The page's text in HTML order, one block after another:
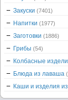
Закуски (7401)
Напитки (1977)
Заготовки (1886)
Грибы (54)
Колбасные
Блюда из лаваша
Каши и изделия